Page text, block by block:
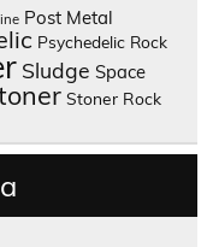
Post Metal
Psychedelic Rock
Sludge Space
Stoner Rock